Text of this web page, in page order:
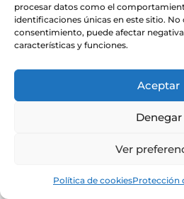
procesar datos como el
identificaciones únicas en este sitio.
consentimiento, puede afectar
características y funciones.
Aceptar
Denegar
Ver
Política de cookiesProtección
© Instituto de
– CSIC. Todos los